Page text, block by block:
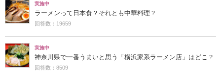
実施中
ラーメンって日本食？それとも中華料理？
回答数：19659
実施中
神奈川県で一番うまいと思う「横浜家系ラーメン店」はどこ？
回答数：8509